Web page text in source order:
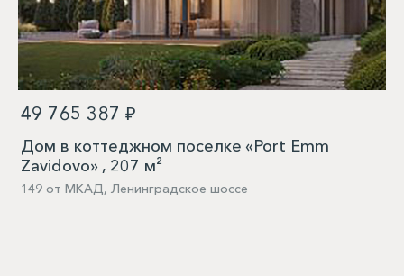
49 765 387 ₽
Дом в коттеджном поселке «Port Emm
Zavidovo» , 207 м²
149 от МКАД, Ленинградское шоссе